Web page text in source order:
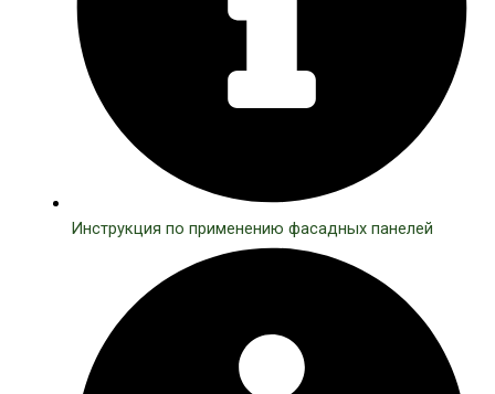
Инструкция по применению фасадных панелей